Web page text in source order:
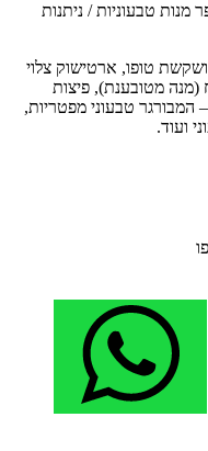
טבעוניות / ניתנות
טופו, ארטישוק צלוי
(מנה מטובענת), פיצות
המבורגר טבעוני מפטריות,
ועוד.